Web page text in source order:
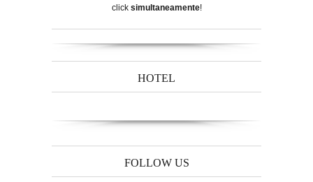
click simultaneamente!
HOTEL
FOLLOW US